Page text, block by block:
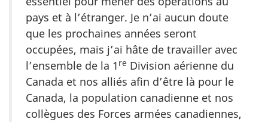
pays et à l’étranger. Je n’ai aucun doute
que les prochaines années seront
occupées, mais j’ai hâte de travailler avec
l’ensemble de la 1 re Division aérienne du
Canada et nos alliés afin d’être là pour le
Canada, la population canadienne et nos
collègues des Forces armées canadiennes,